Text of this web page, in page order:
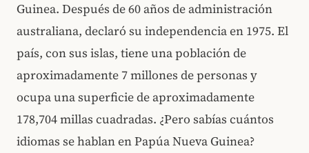
Guinea. Después de 60 años de administración
australiana, declaró su independencia en 1975. El
país, con sus islas, tiene una población de
aproximadamente 7 millones de personas y
ocupa una superficie de aproximadamente
178,704 millas cuadradas. ¿Pero sabías cuántos
idiomas se hablan en Papúa Nueva Guinea?